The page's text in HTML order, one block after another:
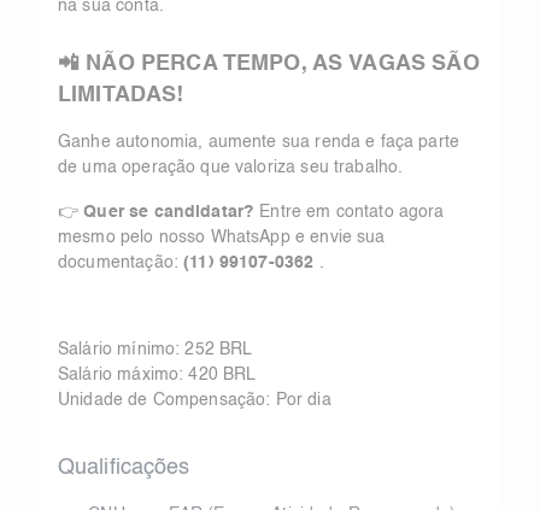
na sua conta.
📲 NÃO PERCA TEMPO, AS VAGAS SÃO
LIMITADAS!
Ganhe autonomia, aumente sua renda e faça parte
de uma operação que valoriza seu trabalho.
👉Quer se candidatar? Entre em contato agora
mesmo pelo nosso WhatsApp e envie sua
documentação:(11) 99107-0362 .
Salário mínimo: 252 BRL
Salário máximo: 420 BRL
Unidade de Compensação: Por dia
Qualificações